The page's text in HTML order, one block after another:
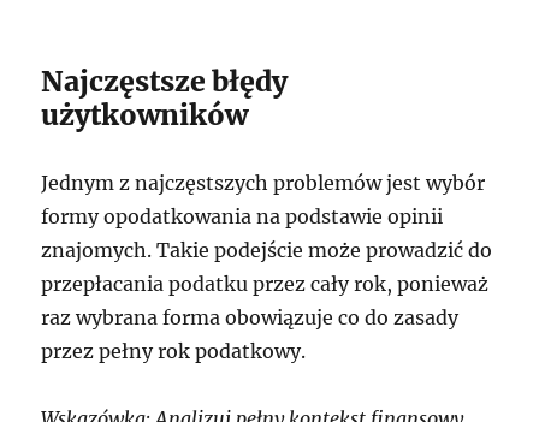
Najczęstsze błędy
użytkowników
Jednym z najczęstszych problemów jest wybór
formy opodatkowania na podstawie opinii
znajomych. Takie podejście może prowadzić do
przepłacania podatku przez cały rok, ponieważ
raz wybrana forma obowiązuje co do zasady
przez pełny rok podatkowy.